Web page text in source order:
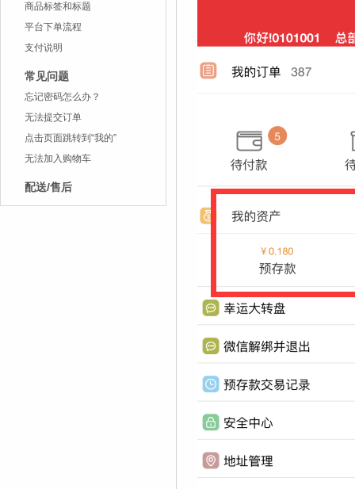
商品标签和标题
平台下单流程
支付说明
常见问题
忘记密码怎么办？
无法提交订单
点击页面跳转到“我的”
无法加入购物车
配送/售后